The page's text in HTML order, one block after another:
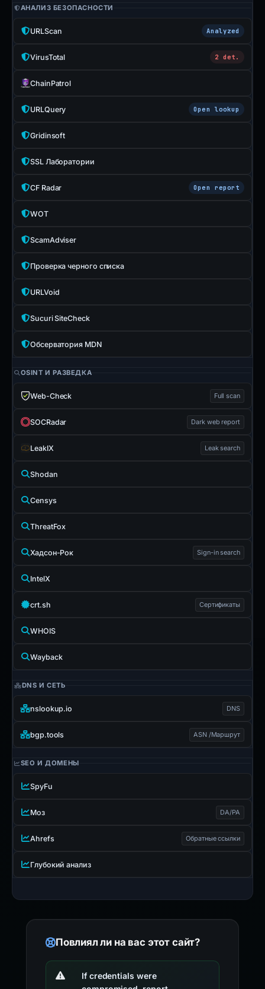
АНАЛИЗ БЕЗОПАСНОСТИ
URLScan Analyzed
VirusTotal 2 det.
ChainPatrol
URLQuery Open lookup
Gridinsoft
SSL Лаборатории
CF Radar Open report
WOT
ScamAdviser
Проверка черного списка
URLVoid
Sucuri SiteCheck
Обсерватория MDN
OSINT И РАЗВЕДКА
Web-Check Full scan
SOCRadar Dark web report
LeakIX Leak search
Shodan
Censys
ThreatFox
Хадсон-Рок Sign-in search
IntelX
crt.sh Сертификаты
WHOIS
Wayback
DNS И СЕТЬ
nslookup.io DNS
bgp.tools ASN /Маршрут
SEO И ДОМЕНЫ
SpyFu
Моз DA/PA
Ahrefs Обратные ссылки
Глубокий анализ
Повлиял ли на вас этот сайт?
If credentials were